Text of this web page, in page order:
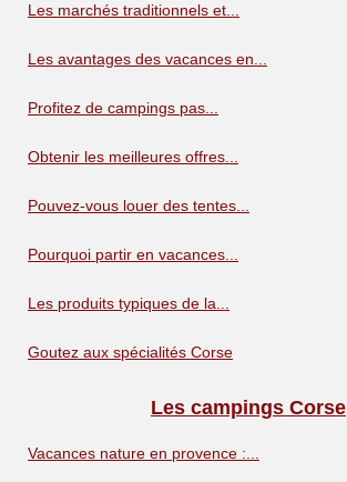
Les marchés traditionnels et...
Les avantages des vacances en...
Profitez de campings pas...
Obtenir les meilleures offres...
Pouvez-vous louer des tentes...
Pourquoi partir en vacances...
Les produits typiques de la...
Goutez aux spécialités Corse
Les campings Corse
Vacances nature en provence :...